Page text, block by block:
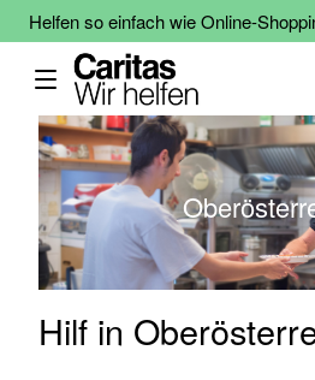
Helfen so einfach wie Online-
Hilf in